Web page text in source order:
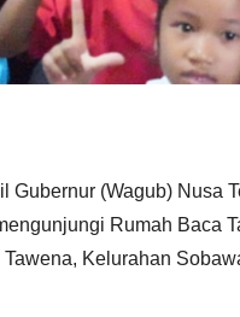
Gubernur (Wagub) Nusa
Rumah Baca
Kelurahan